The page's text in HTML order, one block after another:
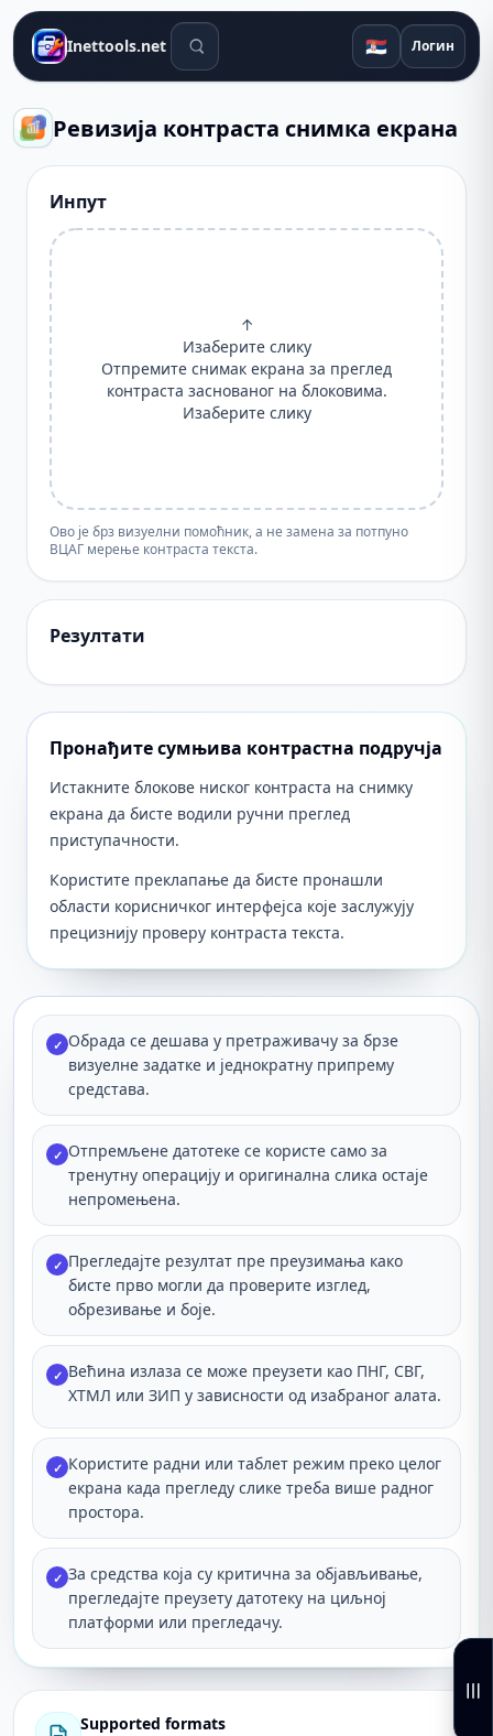
Inettools.net Алати за претрагу 🇷🇸 Логин
Ревизија контраста снимка екрана
Инпут
↑
Изаберите слику
Отпремите снимак екрана за преглед
контраста заснованог на блоковима.
Изаберите слику
Ово је брз визуелни помоћник, а не замена за потпуно
ВЦАГ мерење контраста текста.
Резултати
Пронађите сумњива контрастна подручја
Истакните блокове ниског контраста на снимку
екрана да бисте водили ручни преглед
приступачности.
Користите преклапање да бисте пронашли
области корисничког интерфејса које заслужују
прецизнију проверу контраста текста.
✓ Обрада се дешава у претраживачу за брзе
визуелне задатке и једнократну припрему
средстава.
✓ Отпремљене датотеке се користе само за
тренутну операцију и оригинална слика остаје
непромењена.
✓ Прегледајте резултат пре преузимања како
бисте прво могли да проверите изглед,
обрезивање и боје.
✓ Већина излаза се може преузети као ПНГ, СВГ,
ХТМЛ или ЗИП у зависности од изабраног алата.
✓ Користите радни или таблет режим преко целог
екрана када прегледу слике треба више радног
простора.
✓ За средства која су критична за објављивање,
прегледајте преузету датотеку на циљној
платформи или прегледачу.
Supported formats